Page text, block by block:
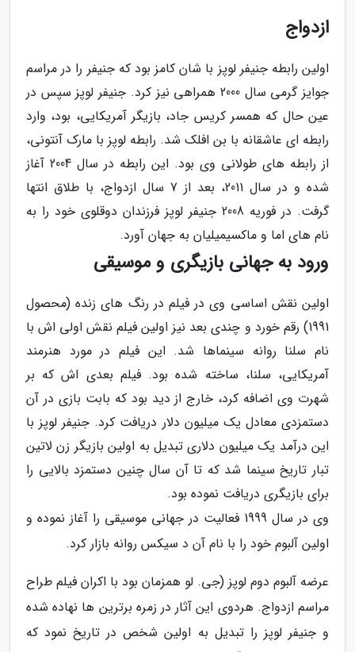
ازدواج
اولین رابطه جنیفر لوپز با شان کامز بود که جنیفر را در مراسم
جوایز گرمی سال 2000 همراهی نیز کرد. جنیفر لوپز سپس در
عین حال که همسر کریس جاد، بازیگر آمریکایی، بود، وارد
رابطه ای عاشقانه با بن افلک شد. رابطه لوپز با مارک آنتونی،
از رابطه های طولانی وی بود. این رابطه در سال 2004 آغاز
شده و در سال 2011، بعد از 7 سال ازدواج، با طلاق انتها
گرفت. در فوریه 2008 جنیفر لوپز فرزندان دوقلوی خود را به
نام های اما و ماکسیمیلیان به جهان آورد.
ورود به جهانی بازیگری و موسیقی
اولین نقش اساسی وی در فیلم در رنگ های زنده (محصول
1991) رقم خورد و چندی بعد نیز اولین فیلم نقش اولی اش با
نام سلنا روانه سینماها شد. این فیلم در مورد هنرمند
آمریکایی، سلنا، ساخته شده بود. فیلم بعدی اش که بر
شهرت وی اضافه کرد، خارج از دید بود که بابت بازی در آن
دستمزدی معادل یک میلیون دلار دریافت کرد. جنیفر لوپز با
این درآمد یک میلیون دلاری تبدیل به اولین بازیگر زن لاتین
تبار تاریخ سینما شد که تا آن سال چنین دستمزد بالایی را
برای بازیگری دریافت نموده بود.
وی در سال 1999 فعالیت در جهانی موسیقی را آغاز نموده و
اولین آلبوم خود را با نام آن د سیکس روانه بازار کرد.
عرضه آلبوم دوم لوپز (جی. لو همزمان بود با اکران فیلم طراح
مراسم ازدواج. هردوی این آثار در زمره برترین ها نهاده شده
و جنیفر لوپز را تبدیل به اولین شخص در تاریخ نمود که